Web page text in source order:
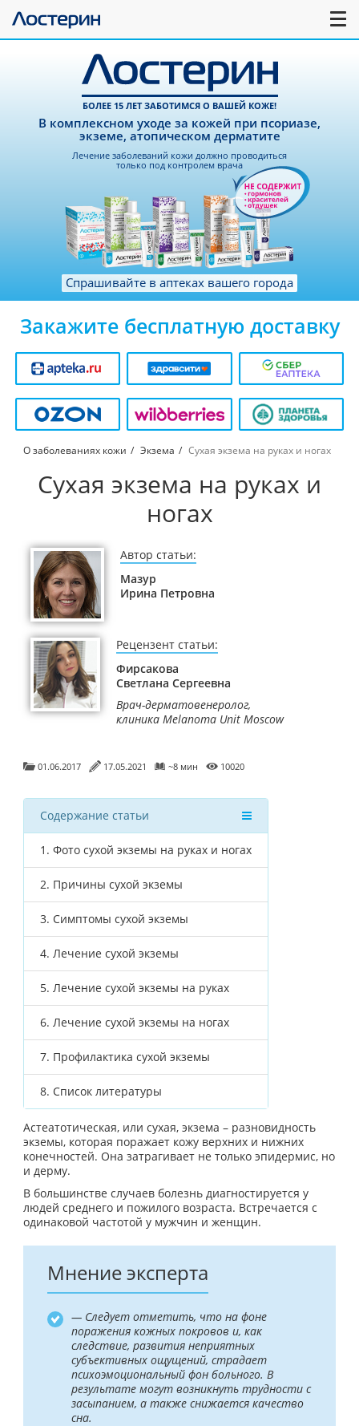
БОЛЕЕ 15 ЛЕТ ЗАБОТИМСЯ О ВАШЕЙ КОЖЕ!
В комплексном уходе за кожей при псориазе,
экземе, атопическом дерматите
Лечение заболеваний кожи должно проводиться
только под контролем врача
Спрашивайте в аптеках вашего города
Закажите бесплатную доставку
О заболеваниях кожи Экзема Сухая экзема на руках и ногах
Сухая экзема на руках и
ногах
Автор статьи:
Мазур
Ирина Петровна
Рецензент статьи:
Фирсакова
Светлана Сергеевна
Врач-дерматовенеролог,
клиника Melanoma Unit Moscow
01.06.2017 17.05.2021 ~8 мин 10020
Содержание статьи
1. Фото сухой экземы на руках и ногах
2. Причины сухой экземы
3. Симптомы сухой экземы
4. Лечение сухой экземы
5. Лечение сухой экземы на руках
6. Лечение сухой экземы на ногах
7. Профилактика сухой экземы
8. Список литературы
Астеатотическая, или сухая, экзема – разновидность
экземы, которая поражает кожу верхних и нижних
конечностей. Она затрагивает не только эпидермис, но
и дерму.
В большинстве случаев болезнь диагностируется у
людей среднего и пожилого возраста. Встречается с
одинаковой частотой у мужчин и женщин.
Мнение эксперта
— Следует отметить, что на фоне
поражения кожных покровов и, как
следствие, развития неприятных
субъективных ощущений, страдает
психоэмоциональный фон больного. В
результате могут возникнуть трудности с
засыпанием, а также снижается качество
сна.